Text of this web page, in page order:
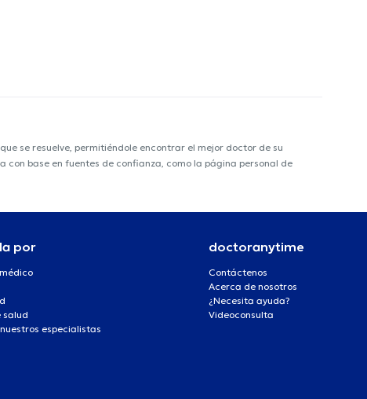
se resuelve, permitiéndole encontrar el mejor doctor de su
base en fuentes de confianza, como la página personal de
por
salud
especialistas
doctoranytime
Contáctenos
Acerca de nosotros
¿Necesita ayuda?
Videoconsulta